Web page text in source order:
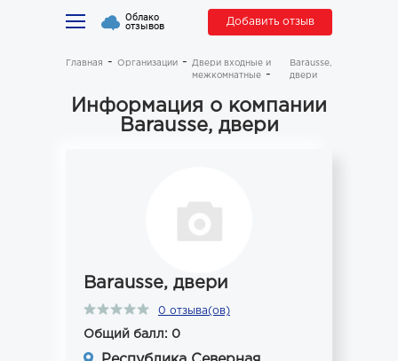
Облако
отзывов Добавить отзыв
Главная Организации
Двери входные и
межкомнатные
Barausse,
двери
Информация о компании
Barausse, двери
Barausse, двери
0 отзыва(ов)
Общий балл: 0